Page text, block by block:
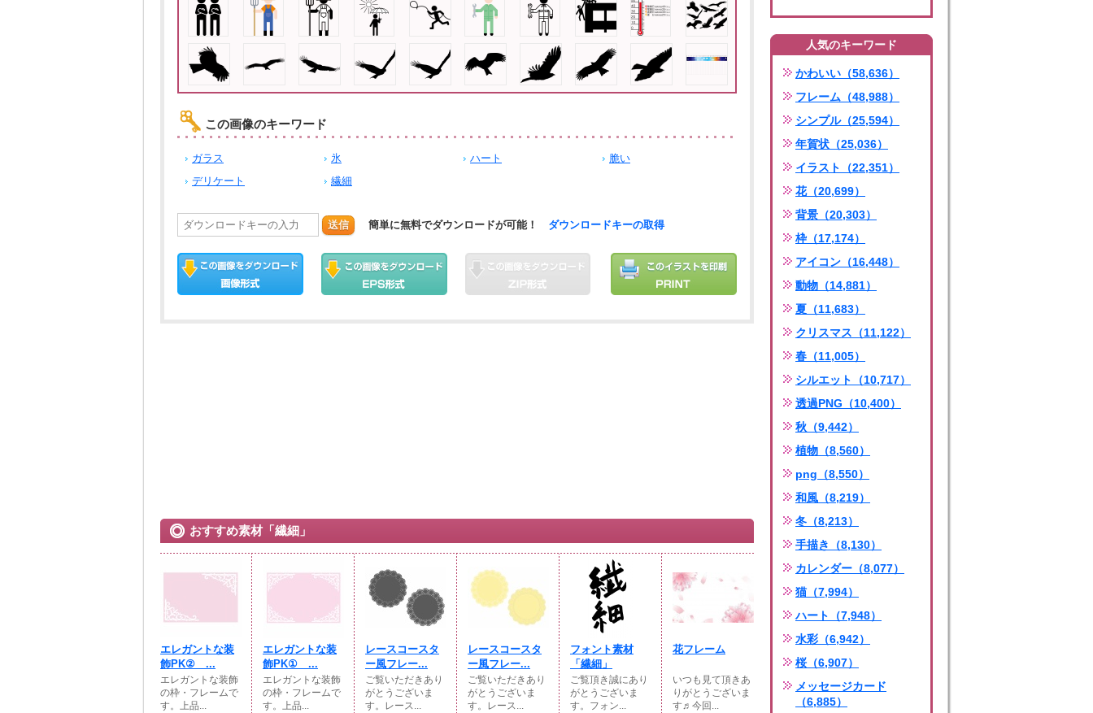
この画像のキーワード
ガラス 氷 ハート
脆い
デリケート
繊細
送信 簡単に無料でダウンロードが可能！ ダウンロードキーの取得
おすすめ素材「繊細」
エレガントな装
飾PK② ...
エレガントな装飾
の枠・フレームで
す。上品...
エレガントな装
飾PK① ...
エレガントな装飾
の枠・フレームで
す。上品...
レースコースタ
ー風フレー...
ご覧いただきあり
がとうございま
す。レース...
レースコースタ
ー風フレー...
ご覧いただきあり
がとうございま
す。レース...
フォント素材
「繊細」
ご覧頂き誠にあり
がとうございま
す。フォン...
花フレーム
いつも見て頂きあ
りがとうございま
す♬今回...
人気のキーワード
かわいい（58,636）
フレーム（48,988）
シンプル（25,594）
年賀状（25,036）
イラスト（22,351）
花（20,699）
背景（20,303）
枠（17,174）
アイコン（16,448）
動物（14,881）
夏（11,683）
クリスマス（11,122）
春（11,005）
シルエット（10,717）
透過PNG（10,400）
秋（9,442）
植物（8,560）
png（8,550）
和風（8,219）
冬（8,213）
手描き（8,130）
カレンダー（8,077）
猫（7,994）
ハート（7,948）
水彩（6,942）
桜（6,907）
メッセージカード
（6,885）